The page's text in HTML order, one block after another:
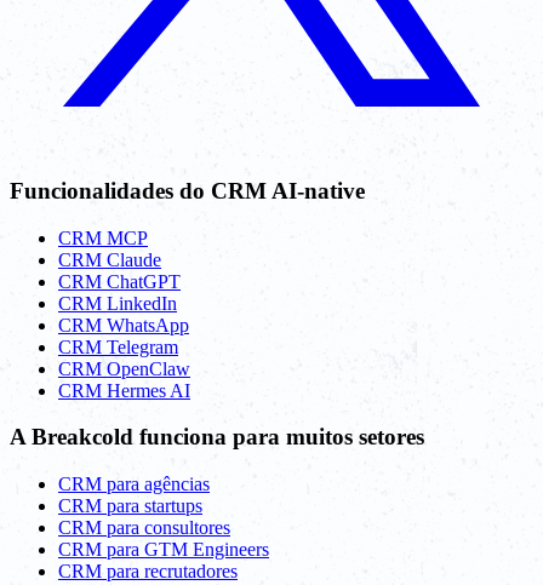
Funcionalidades do CRM AI-native
CRM MCP
CRM Claude
CRM ChatGPT
CRM LinkedIn
CRM WhatsApp
CRM Telegram
CRM OpenClaw
CRM Hermes AI
A Breakcold funciona para muitos setores
CRM para agências
CRM para startups
CRM para consultores
CRM para GTM Engineers
CRM para recrutadores